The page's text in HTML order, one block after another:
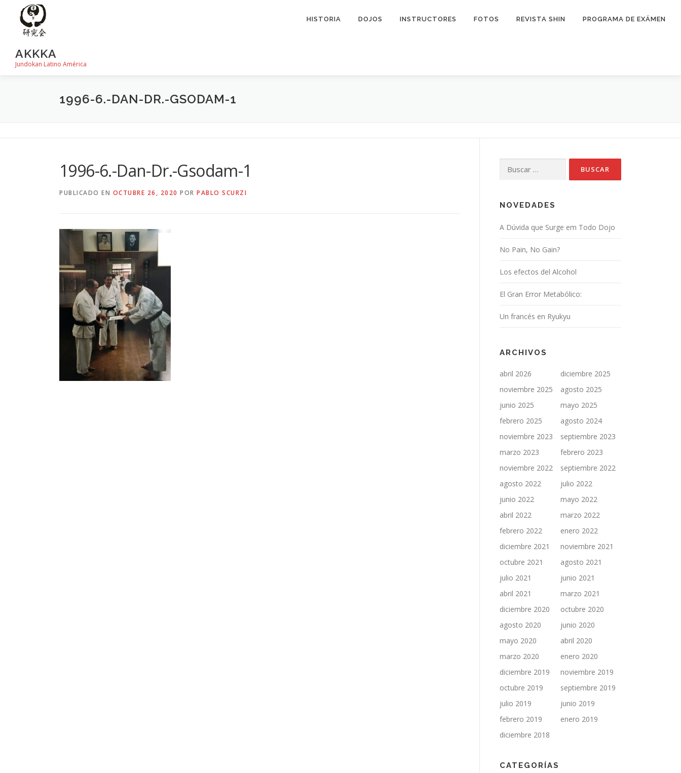
contenido
AKKKA
Jundokan Latino América
HISTORIA DOJOS INSTRUCTORES FOTOS REVISTA SHIN PROGRAMA DE EXÁMEN
1996-6.-DAN-DR.-GSODAM-1
1996-6.-Dan-Dr.-Gsodam-1
PUBLICADO EN OCTUBRE 26, 2020 POR PABLO SCURZI
NOVEDADES
A Dúvida que Surge em Todo Dojo
No Pain, No Gain?
Los efectos del Alcohol
El Gran Error Metabólico:
Un francés en Ryukyu
ARCHIVOS
abril 2026
diciembre 2025
noviembre 2025
agosto 2025
junio 2025
mayo 2025
febrero 2025
agosto 2024
noviembre 2023
septiembre 2023
marzo 2023
febrero 2023
noviembre 2022
septiembre 2022
agosto 2022
julio 2022
junio 2022
mayo 2022
abril 2022
marzo 2022
febrero 2022
enero 2022
diciembre 2021
noviembre 2021
octubre 2021
agosto 2021
julio 2021
junio 2021
abril 2021
marzo 2021
diciembre 2020
octubre 2020
agosto 2020
junio 2020
mayo 2020
abril 2020
marzo 2020
enero 2020
diciembre 2019
noviembre 2019
octubre 2019
septiembre 2019
julio 2019
junio 2019
febrero 2019
enero 2019
diciembre 2018
CATEGORÍAS